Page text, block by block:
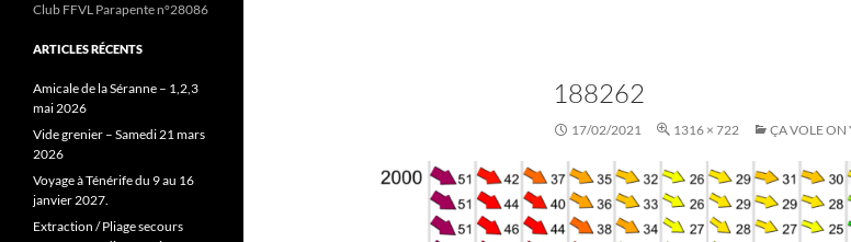
188262
17/02/2021 1316 × 722 ÇA VOLE ON
Club FFVL Parapente n°28086
ARTICLES RÉCENTS
Amicale de la Séranne – 1,2,3
mai 2026
Vide grenier – Samedi 21 mars
2026
Voyage à Ténérife du 9 au 16
janvier 2027.
Extraction / Pliage secours